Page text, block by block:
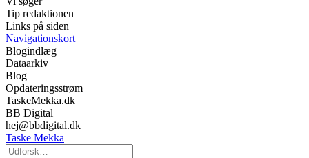
Tip redaktionen
Links på siden
Navigationskort
Blogindlæg
Dataarkiv
Blog
Opdateringsstrøm
TaskeMekka.dk
BB Digital
hej@bbdigital.dk
Taske Mekka